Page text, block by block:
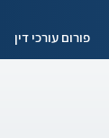
פורום עורכי דין